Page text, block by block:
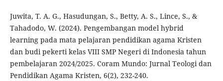
Juwita, T. A. G., Hasudungan, S., Betty, A. S., Lince, S., &
Tahadodo, W. (2024). Pengembangan model hybrid
learning pada mata pelajaran pendidikan agama Kristen
dan budi pekerti kelas VIII SMP Negeri di Indonesia tahun
pembelajaran 2024/2025. Coram Mundo: Jurnal Teologi dan
Pendidikan Agama Kristen, 6(2), 232-240.